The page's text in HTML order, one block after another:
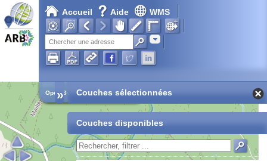
Accueil Aide WMS
Adresse
Chargement en cours...
Open Street Map
» Couches sélectionnées
Couches disponibles